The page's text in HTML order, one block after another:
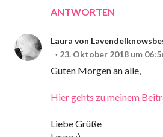
ANTWORTEN
Laura von
23. Oktober 2018 um
Guten Morgen an alle,
Hier gehts zu meinem
Liebe Grüße